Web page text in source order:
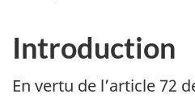
Introduction
En vertu de l’article 72